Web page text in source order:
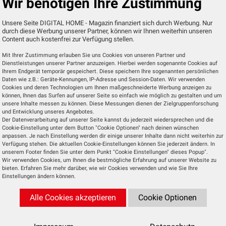
sich auf dem Echo Spot mit Alexa stellen, indem
Uhr morgens mit Alternative 90er." Oder man wacht
Daybreak, Endeavor und Flutter auf.
weiterschlafen, tippt man einfach auf die
zu versetzen. Kunden können Alexa nach
einer Illustration, etwa einer Sonne, einer
die Optik des Schlafzimmers anpassen. Es stehen
Gelbgrün, Blaugrün und Blau – zur
von Uhrendesigns kombinieren.
wenn Musik abgespielt wird. Um Lieder zu
bitten oder einfach schnell auf das Display tippen.
Tasten, mit denen sich die Lautstärke
Ton lauter oder leiser zu stellen.
Unsere Seite DIGITAL HOME - Magazin finanziert sich durch Werbung. Nur
durch diese Werbung unserer Partner, können wir Ihnen weiterhin unseren
Content auch kostenfrei zur Verfügung stellen.
Mit Ihrer Zustimmung erlauben Sie uns Cookies von unseren Partner und
Dienstleistungen unserer Partner anzuzeigen. Hierbei werden sogenannte Cookies auf
Ihrem Endgerät temporär gespeichert. Diese speichern Ihre sogenannten persönlichen
Daten wie z.B.: Geräte-Kennungen, IP-Adresse und Session-Daten. Wir verwenden
Cookies und deren Technologien um Ihnen maßgeschneiderte Werbung anzeigen zu
können, Ihnen das Surfen auf unserer Seite so einfach wie möglich zu gestalten und um
unsere Inhalte messen zu können. Diese Messungen dienen der Zielgruppenforschung
und Entwicklung unseres Angebotes.
Der Datenverarbeitung auf unserer Seite kannst du jederzeit wiedersprechen und die
Cookie-Einstellung unter dem Button "Cookie Optionen" nach deinen wünschen
anpassen. Je nach Einstellung werden dir einige unserer Inhalte dann nicht weiterhin zur
Verfügung stehen. Die aktuellen Cookie-Einstellungen können Sie jederzeit ändern. In
unserem Footer finden Sie unter dem Punkt "Cookie Einstellungen" dieses Popup".
Wir verwenden Cookies, um Ihnen die bestmögliche Erfahrung auf unserer Website zu
bieten. Erfahren Sie mehr darüber, wie wir Cookies verwenden und wie Sie Ihre
Einstellungen ändern können.
Alle Cookies akzeptieren Cookie Optionen